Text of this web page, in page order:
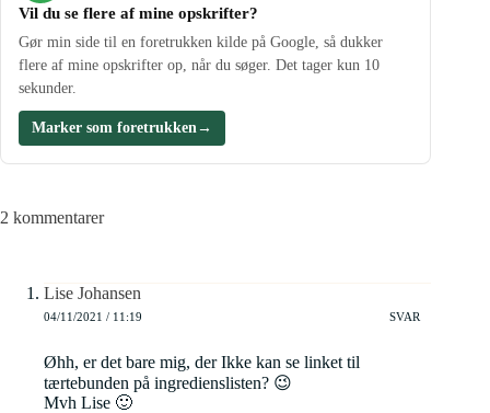
Vil du se flere af mine opskrifter?
Gør min side til en foretrukken kilde på Google, så dukker
flere af mine opskrifter op, når du søger. Det tager kun 10
sekunder.
Marker som foretrukken →
2 kommentarer
Lise Johansen
04/11/2021 / 11:19 SVAR
Øhh, er det bare mig, der Ikke kan se linket til
tærtebunden på ingredienslisten? 😉
Mvh Lise 🙂